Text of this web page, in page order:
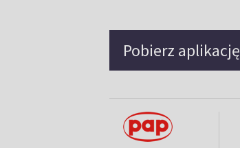
Pobierz aplikację